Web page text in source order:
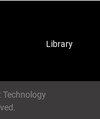
Library